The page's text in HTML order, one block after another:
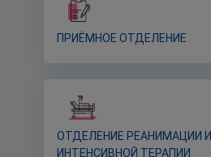
ПРИЁМНОЕ ОТДЕЛЕНИЕ
ОТДЕЛЕНИЕ РЕАНИМАЦИИ И
ИНТЕНСИВНОЙ ТЕРАПИИ